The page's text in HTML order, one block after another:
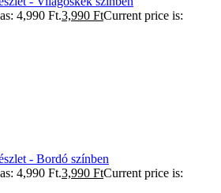
4,990 Ft.3,990 FtCurrent price is:
- Bordó színben
4,990 Ft.3,990 FtCurrent price is: